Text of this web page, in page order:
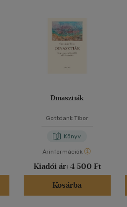
Dinasztiák
Gottdank Tibor
Könyv
Árinformációk
Kiadói ár: 4 500 Ft
Kosárba